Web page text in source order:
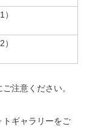
注意ください。
ギャラリーをご